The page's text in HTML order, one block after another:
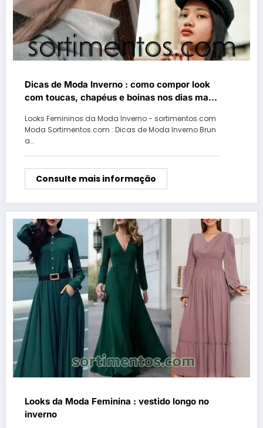
Dicas de Moda Inverno : como compor look
com toucas, chapéus e boinas nos dias mais
Looks Femininos da Moda Inverno - sortimentos.com
Moda Sortimentos.com : Dicas de Moda Inverno Brun
a…
Consulte mais informação
Looks da Moda Feminina : vestido longo no
inverno